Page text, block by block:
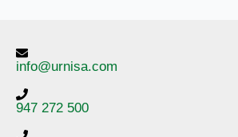
info@urnisa.com
947 272 500